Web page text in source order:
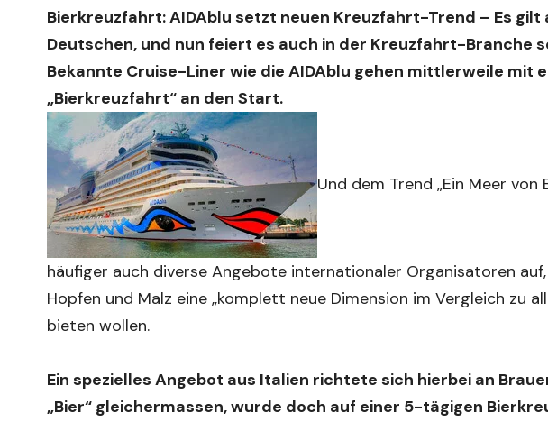
Bierkreuzfahrt: AIDAblu setzt neuen Kreuzfahrt-Trend – Es
Deutschen, und nun feiert es auch in der Kreuzfahrt-Branche
Bekannte Cruise-Liner wie die AIDAblu gehen mittlerweile mit
„Bierkreuzfahrt“ an den Start.
Und dem Trend „Ein Meer
häufiger auch diverse Angebote internationaler Organisatoren
Hopfen und Malz eine „komplett neue Dimension im Vergleich zu
bieten wollen.
Ein spezielles Angebot aus Italien richtete sich hierbei an
„Bier“ gleichermassen, wurde doch auf einer 5-tägigen